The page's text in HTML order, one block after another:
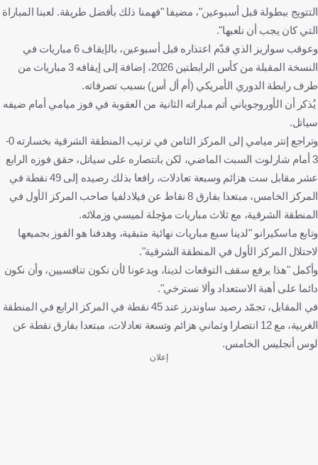
التتويج ببطولة قبل أسبوعين"، مضيفا "فهمنا ذلك بأفضل طريقة. لعبنا المباراة
التي كان يجب أن نلعبها".
وعوقب سواريز الذي قدّم اعتذاره قبل أسبوعين، بالإيقاف 6 مباريات في
النسخة المقبلة من كأس الرابطتين 2026، إضافة إلى إيقافه 3 مباريات من
طرف رابطة الدوري الأمريكي (أم أل أس) بسبب تصرفاته.
يُذكر أن الأوروجوياني أتم مباراته الثانية من العقوبة في فوز ميامي أمام ضيفه
سياتل.
وتراجع إنتر ميامي إلى المركز الثامن في ترتيب المنطقة الشرقية بخسارته 0-
3 أمام شارلوت السبت الماضي، لكن بانتصاره على سياتل، حقق فوزه الرابع
عشر مقابل ست هزائم وسبعة تعادلات، رافعا بذلك رصيده إلى 49 نقطة في
المركز الخامس، مبتعدا بفارق 8 نقاط عن فيلادلفيا صاحب المركز الأول في
المنطقة الشرقية، مع ثلاث مباريات مؤجلة لميسي وزملائه.
وتابع ماسكيرانو "لدينا سبع مباريات نهائية متبقية، وهدفنا هو الفوز بجميعها
لاحتلال المركز الأول في المنطقة الشرقية".
وأكمل "هذا يرفع سقف التوقعات لدينا، ويدعونا لأن نكون تنافسيين، وأن نكون
دائما على أهبة الاستعداد وألا نسترخي".
في المقابل، تجمّد رصيد ساوندرز عند 45 نقطة في المركز الرابع في المنطقة
الغربية، مع 12 انتصارا وثماني هزائم وتسعة تعادلات، مبتعدا بفارق نقطة عن
لوس أنجليس الخامس.
إعلان